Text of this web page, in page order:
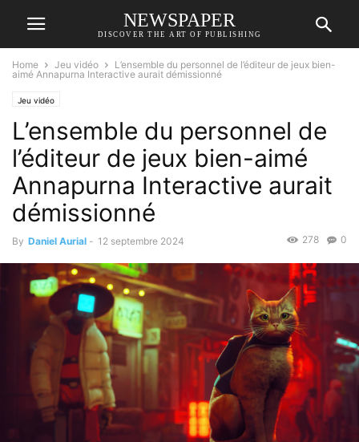
NEWSPAPER
DISCOVER THE ART OF PUBLISHING
Home Jeu vidéo
L’ensemble du personnel de l’éditeur de jeux bien-
aimé Annapurna Interactive aurait démissionné
Jeu vidéo
L’ensemble du personnel de
l’éditeur de jeux bien-aimé
Annapurna Interactive aurait
démissionné
By Daniel Aurial - 12 septembre 2024 0
278